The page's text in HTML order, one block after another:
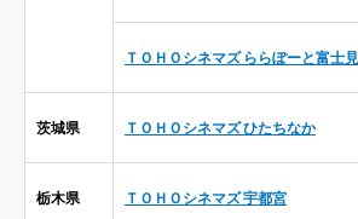
ＴＯＨＯシネマズ ららぽーと富士見
茨城県 ＴＯＨＯシネマズ ひたちなか
栃木県 ＴＯＨＯシネマズ 宇都宮